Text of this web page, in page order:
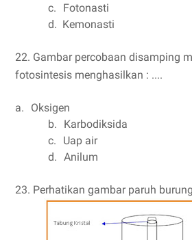
c.
Fotonasti
d. Kemonasti
22. Gambar percobaan disamping
fotosintesis menghasilkan : ....
a.
Oksigen
b.
Karbodiksida
c.
Uap air
d. Anilum
23. Perhatikan gambar paruh